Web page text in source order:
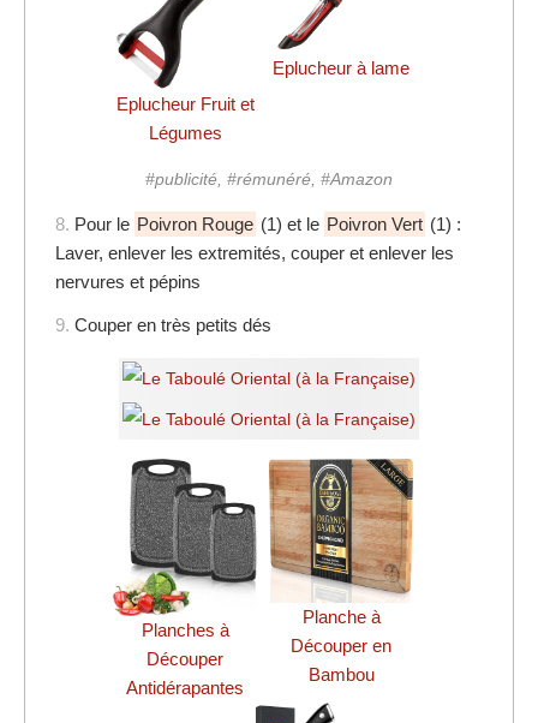
Eplucheur Fruit et
Légumes
Eplucheur à lame
#publicité, #rémunéré, #Amazon
8. Pour le Poivron Rouge (1) et le Poivron Vert (1) :
Laver, enlever les extremités, couper et enlever les
nervures et pépins
9. Couper en très petits dés
Planches à
Découper
Antidérapantes
Planche à
Découper en
Bambou